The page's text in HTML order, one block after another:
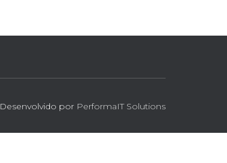
Desenvolvido por PerformaIT Solutions